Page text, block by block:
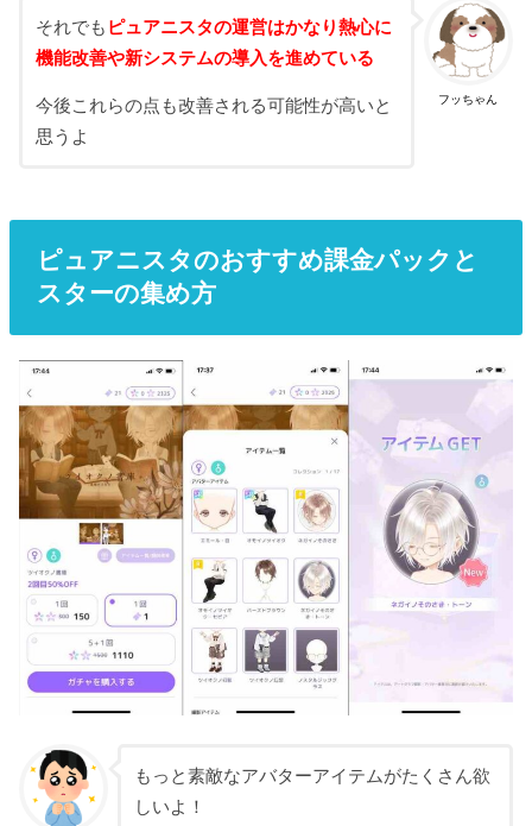
フッちゃん
それでも ピュアニスタの運営はかなり熱心に
機能改善や新システムの導入を進めている
今後これらの点も改善される可能性が高いと
思うよ
ピュアニスタのおすすめ課金パックと
スターの集め方
もっと素敵なアバターアイテムがたくさん欲
しいよ！